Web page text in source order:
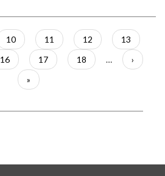
Página
10 Página
11 Página
12 Página
13
Página
16 Página
17 Página
18 …
página
›
Última
página
»